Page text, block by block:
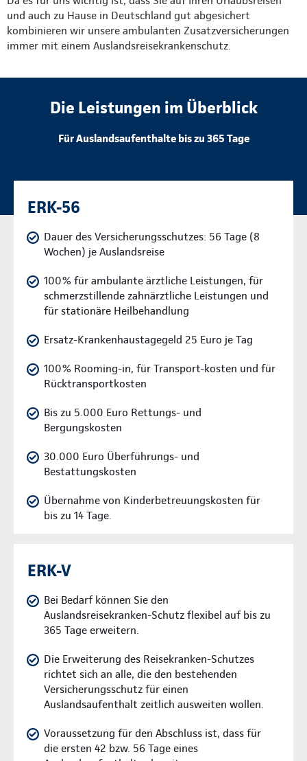
und auch zu Hause in Deutschland gut abgesichert
kombinieren wir unsere ambulanten Zusatzversicherungen
immer mit einem Auslandsreisekrankenschutz.
Die Leistungen im Überblick
Für Auslandsaufenthalte bis zu 365 Tage
ERK-56
Dauer des Versicherungsschutzes: 56 Tage (8
Wochen) je Auslandsreise
100% für ambulante ärztliche Leistungen, für
schmerzstillende zahnärztliche Leistungen und
für stationäre Heilbehandlung
Ersatz-Krankenhaustagegeld 25 Euro je Tag
100% Rooming-in, für Transport-kosten und für
Rücktransportkosten
Bis zu 5.000 Euro Rettungs- und
Bergungskosten
30.000 Euro Überführungs- und
Bestattungskosten
Übernahme von Kinderbetreuungskosten für
bis zu 14 Tage.
ERK-V
Bei Bedarf können Sie den
Auslandsreisekranken-Schutz flexibel auf bis zu
365 Tage erweitern.
Die Erweiterung des Reisekranken-Schutzes
richtet sich an alle, die den bestehenden
Versicherungsschutz für einen
Auslandsaufenthalt zeitlich ausweiten wollen.
Voraussetzung für den Abschluss ist, dass für
die ersten 42 bzw. 56 Tage eines